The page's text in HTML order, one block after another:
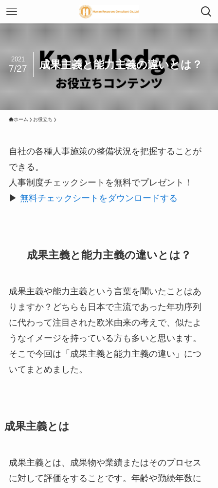
成果主義と能力主義の違いとは？
2021
7/27
ホーム お役立ち
自社の各種人事施策の整備状況を把握することが
できる。
人事制度チェックシートを無料でプレゼント！
▶︎ 無料チェックシートをダウンロードする
成果主義と能力主義の違いとは？
成果主義や能力主義という言葉を聞いたことはあ
りますか？どちらも日本で主流であった年功序列
に代わって注目された欧米由来の考えで、似たよ
うなイメージを持っている方も多いと思います。
そこで今回は「成果主義と能力主義の違い」につ
いてまとめました。
成果主義とは
成果主義とは、成果物や業績またはそのプロセス
に対して評価をすることです。年齢や勤続年数に